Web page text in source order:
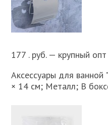
177 . руб. — крупный опт
Аксессуары для
× 14 см; Металл; В